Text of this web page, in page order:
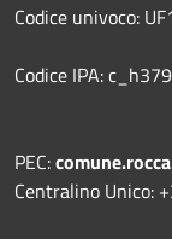
Codice univoco:
Codice IPA: c_h379
PEC:
Centralino Unico: